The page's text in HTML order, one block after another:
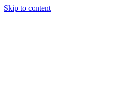
Skip to content